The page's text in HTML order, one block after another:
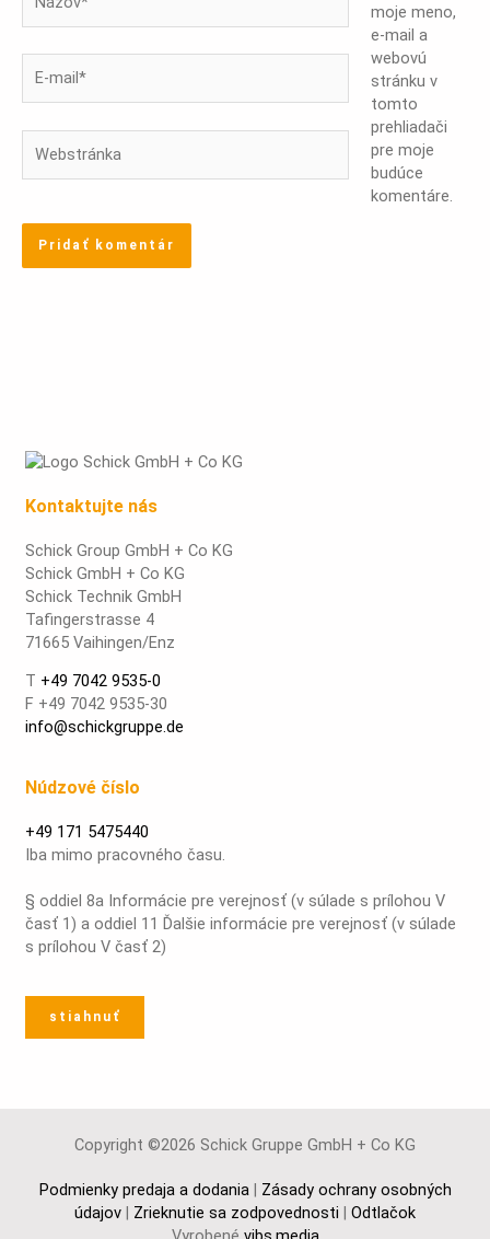
mail*
moje meno,
e-mail a
webovú
stránku v
tomto
prehliadači
pre moje
budúce
komentáre.
Kontaktujte nás
Schick Group GmbH + Co KG
Schick GmbH + Co KG
Schick Technik GmbH
Tafingerstrasse 4
71665 Vaihingen/Enz
T +49 7042 9535-0
F +49 7042 9535-30
info@schickgruppe.de
Núdzové číslo
+49 171 5475440
Iba mimo pracovného času.
§ oddiel 8a Informácie pre verejnosť (v súlade s prílohou V
časť 1) a oddiel 11 Ďalšie informácie pre verejnosť (v súlade
s prílohou V časť 2)
stiahnuť
Copyright ©2026 Schick Gruppe GmbH + Co KG
Podmienky predaja a dodania| Zásady ochrany osobných
údajov | Zrieknutie sa zodpovednosti | Odtlačok